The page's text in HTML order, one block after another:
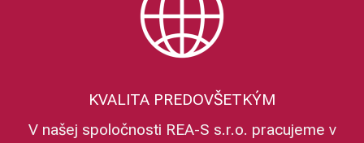
KVALITA PREDOVŠETKÝM
V našej spoločnosti REA-S s.r.o. pracujeme v